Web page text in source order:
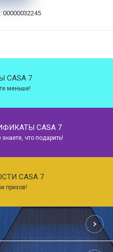
CASA 7
меньше!
CASA 7
что подарить!
CASA 7
призов!